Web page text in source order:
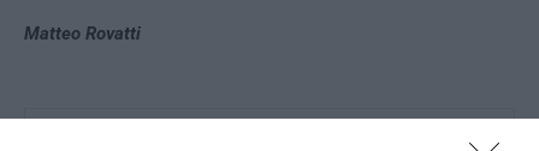
Matteo Rovatti